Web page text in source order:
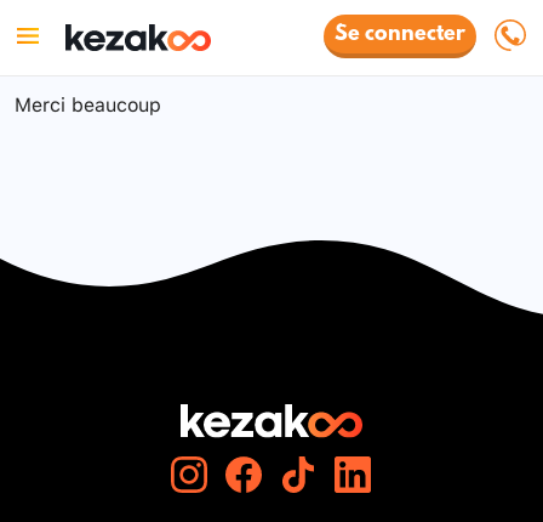
Se connecter
Merci beaucoup